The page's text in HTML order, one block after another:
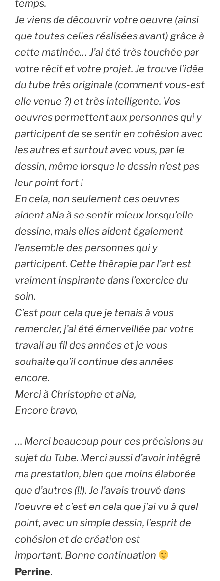
temps.
Je viens de découvrir votre oeuvre (ainsi
que toutes celles réalisées avant) grâce à
cette matinée… J’ai été très touchée par
votre récit et votre projet. Je trouve l’idée
du tube très originale (comment vous-est
elle venue ?) et très intelligente. Vos
oeuvres permettent aux personnes qui y
participent de se sentir en cohésion avec
les autres et surtout avec vous, par le
dessin, même lorsque le dessin n’est pas
leur point fort !
En cela, non seulement ces oeuvres
aident aNa à se sentir mieux lorsqu’elle
dessine, mais elles aident également
l’ensemble des personnes qui y
participent. Cette thérapie par l’art est
vraiment inspirante dans l’exercice du
soin.
C’est pour cela que je tenais à vous
remercier, j’ai été émerveillée par votre
travail au fil des années et je vous
souhaite qu’il continue des années
encore.
Merci à Christophe et aNa,
Encore bravo,
… Merci beaucoup pour ces précisions au
sujet du Tube. Merci aussi d’avoir intégré
ma prestation, bien que moins élaborée
que d’autres (!!). Je l’avais trouvé dans
l’oeuvre et c’est en cela que j’ai vu à quel
point, avec un simple dessin, l’esprit de
cohésion et de création est
important. Bonne continuation
Perrine.